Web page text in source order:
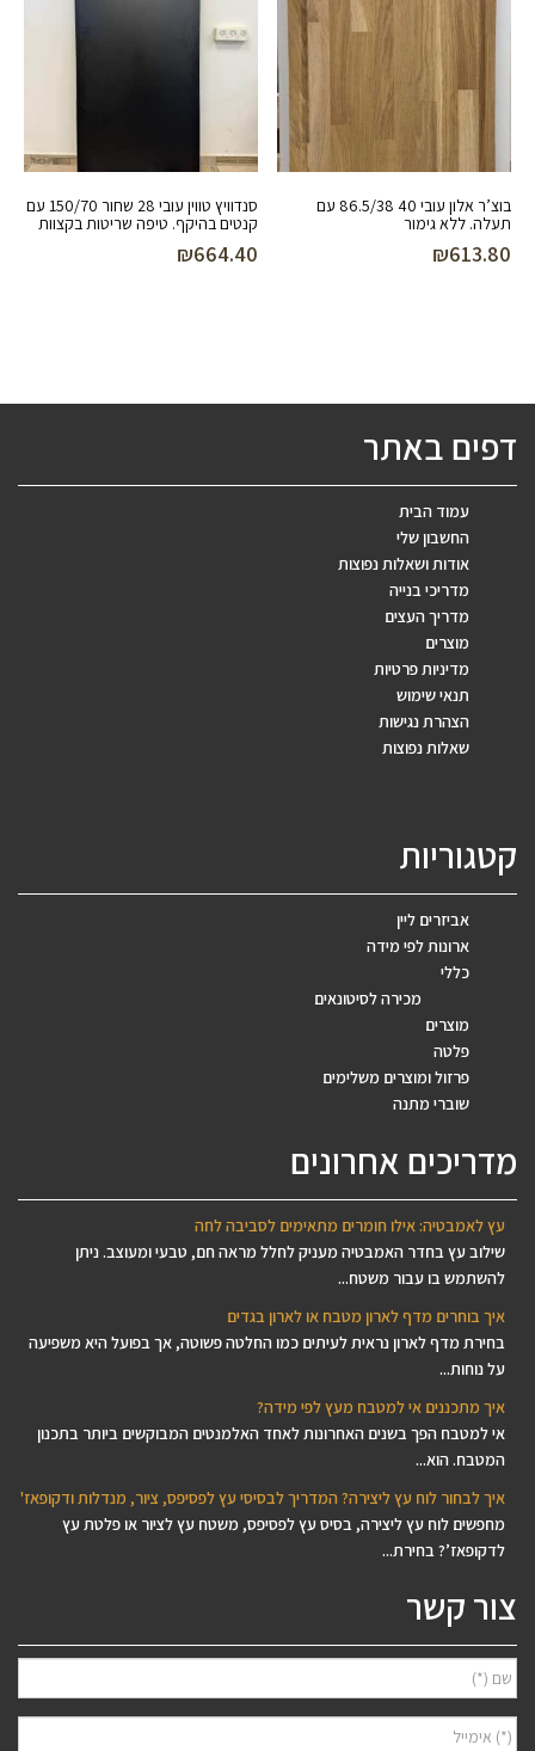
בוצ’ר אלון עובי 40 86.5/38 עם
תעלה. ללא גימור
₪613.80
סנדוויץ טווין עובי 28 שחור 150/70 עם
קנטים בהיקף. טיפה שריטות בקצוות
₪664.40
דפים באתר
עמוד הבית
החשבון שלי
אודות ושאלות נפוצות
מדריכי בנייה
מדריך העצים
מוצרים
מדיניות פרטיות
תנאי שימוש
הצהרת נגישות
שאלות נפוצות
קטגוריות
אביזרים ליין
ארונות לפי מידה
כללי
מכירה לסיטונאים
מוצרים
פלטה
פרזול ומוצרים משלימים
שוברי מתנה
מדריכים אחרונים
עץ לאמבטיה: אילו חומרים מתאימים לסביבה לחה
שילוב עץ בחדר האמבטיה מעניק לחלל מראה חם, טבעי ומעוצב. ניתן
להשתמש בו עבור משטח...
איך בוחרים מדף לארון מטבח או לארון בגדים
בחירת מדף לארון נראית לעיתים כמו החלטה פשוטה, אך בפועל היא משפיעה
על נוחות...
איך מתכננים אי למטבח מעץ לפי מידה?
אי למטבח הפך בשנים האחרונות לאחד האלמנטים המבוקשים ביותר בתכנון
המטבח. הוא...
איך לבחור לוח עץ ליצירה? המדריך לבסיסי עץ לפסיפס, ציור, מנדלות ודקופאז'
מחפשים לוח עץ ליצירה, בסיס עץ לפסיפס, משטח עץ לציור או פלטת עץ
לדקופאז’? בחירת...
צור קשר